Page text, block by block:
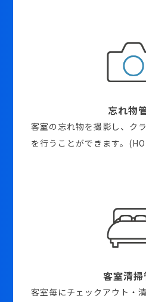
忘れ物
客室の忘れ物を撮影し、ク
を行うことができます。
客室清掃
客室毎にチェックアウト・